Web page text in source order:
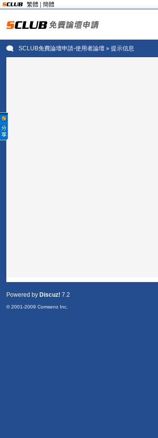
繁體 簡體
SCLUB免費論壇申請-使用者論壇 » 提示信息
Powered by Discuz! 7.2
© 2001-2009Comsenz Inc.